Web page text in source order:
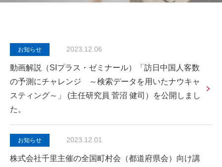
お知らせ 2023.12.06
動画解説（SIプラス・ゼミナール）「訪日中国人客数
の予測にチャレンジ ～検索データを用いたナウキャ
スティング～」 (主任研究員 菅沼 健司）を公開しまし
た。
お知らせ 2023.12.01
株式会社千里主催の全国町村会（都道府県会）向け講